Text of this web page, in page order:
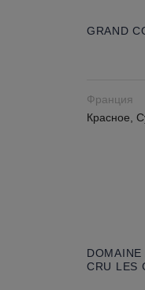
GRAND
Франция
Красное,
CRU LES